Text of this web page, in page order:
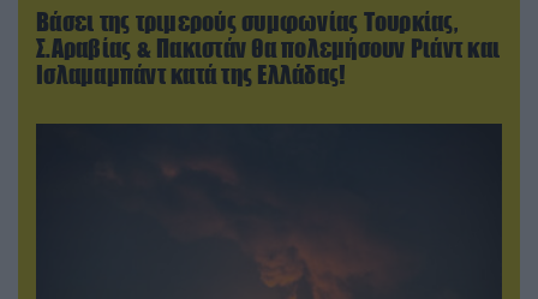
Βάσει της τριμερούς συμφωνίας Τουρκίας,
Σ.Αραβίας & Πακιστάν θα πολεμήσουν Ριάντ και
Ισλαμαμπάντ κατά της Ελλάδας!